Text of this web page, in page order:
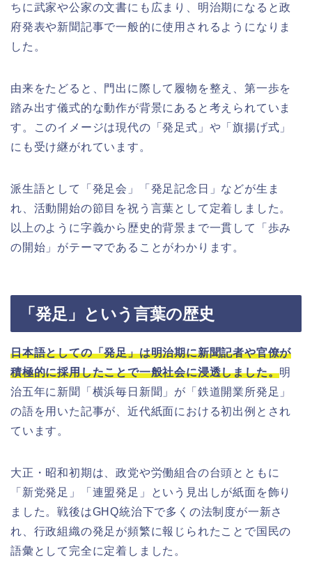
ちに武家や公家の文書にも広まり、明治期になると政
府発表や新聞記事で一般的に使用されるようになりま
した。
由来をたどると、門出に際して履物を整え、第一歩を
踏み出す儀式的な動作が背景にあると考えられていま
す。このイメージは現代の「発足式」や「旗揚げ式」
にも受け継がれています。
派生語として「発足会」「発足記念日」などが生ま
れ、活動開始の節目を祝う言葉として定着しました。
以上のように字義から歴史的背景まで一貫して「歩み
の開始」がテーマであることがわかります。
「発足」という言葉の歴史
日本語としての「発足」は明治期に新聞記者や官僚が
積極的に採用したことで一般社会に浸透しました。明
治五年に新聞「横浜毎日新聞」が「鉄道開業所発足」
の語を用いた記事が、近代紙面における初出例とされ
ています。
大正・昭和初期は、政党や労働組合の台頭とともに
「新党発足」「連盟発足」という見出しが紙面を飾り
ました。戦後はGHQ統治下で多くの法制度が一新さ
れ、行政組織の発足が頻繁に報じられたことで国民の
語彙として完全に定着しました。